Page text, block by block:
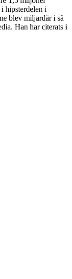
hipsterdelen i
blev miljardär i så
Han har citerats i